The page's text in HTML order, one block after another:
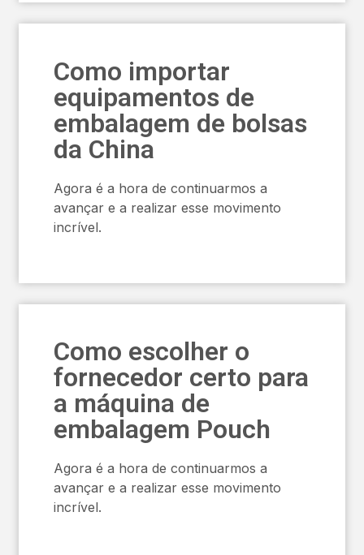
Como importar
equipamentos de
embalagem de bolsas
da China
Agora é a hora de continuarmos a
avançar e a realizar esse movimento
incrível.
Como escolher o
fornecedor certo para
a máquina de
embalagem Pouch
Agora é a hora de continuarmos a
avançar e a realizar esse movimento
incrível.